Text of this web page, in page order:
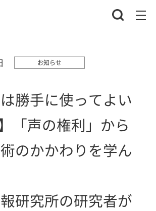
お知らせ
は勝手に使ってよい
「声の権利」から
のかかわりを学ん
研究所の研究者が